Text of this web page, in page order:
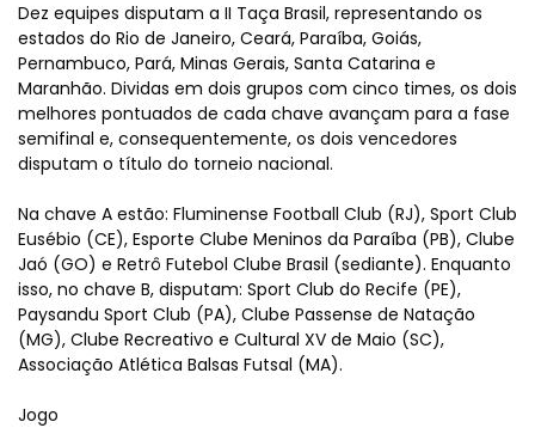
Dez equipes disputam a II Taça Brasil, representando os
estados do Rio de Janeiro, Ceará, Paraíba, Goiás,
Pernambuco, Pará, Minas Gerais, Santa Catarina e
Maranhão. Dividas em dois grupos com cinco times, os dois
melhores pontuados de cada chave avançam para a fase
semifinal e, consequentemente, os dois vencedores
disputam o título do torneio nacional.
Na chave A estão: Fluminense Football Club (RJ), Sport Club
Eusébio (CE), Esporte Clube Meninos da Paraíba (PB), Clube
Jaó (GO) e Retrô Futebol Clube Brasil (sediante). Enquanto
isso, no chave B, disputam: Sport Club do Recife (PE),
Paysandu Sport Club (PA), Clube Passense de Natação
(MG), Clube Recreativo e Cultural XV de Maio (SC),
Associação Atlética Balsas Futsal (MA).
Jogo